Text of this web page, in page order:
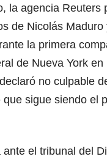
la agencia Reuters
de Nicolás Maduro
la primera
de Nueva York
no culpable
sigue siendo el
ante el tribunal del